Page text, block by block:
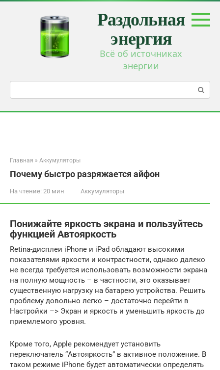
Перейти
Раздольная
энергия
Всё об источниках
энергии
Главная » Аккумуляторы
Почему быстро разряжается айфон
На чтение: 20 мин Аккумуляторы
Понижайте яркость экрана и пользуйтесь
функцией Автояркость
Retina-дисплеи iPhone и iPad обладают высокими
показателями яркости и контрастности, однако далеко
не всегда требуется использовать возможности экрана
на полную мощность – в частности, это оказывает
существенную нагрузку на батарею устройства. Решить
проблему довольно легко – достаточно перейти в
Настройки –> Экран и яркость и уменьшить яркость до
приемлемого уровня.
Кроме того, Apple рекомендует установить
переключатель “Автояркость” в активное положение. В
таком режиме iPhone будет автоматически определять